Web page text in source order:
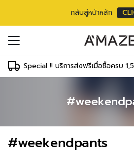
กลับสู่หน้าหลัก
Special !! บริการส่งฟรีเมื่อซื้อครบ
#weekendpants
in the cart.
address*
ชี รวมถึงจุดประสงค์อื่นๆ ตาม